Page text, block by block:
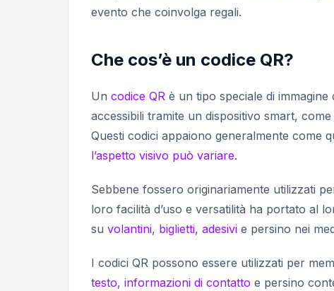
evento che coinvolga regali.
Che cos’è un codice QR?
Un codice QR è un tipo speciale di
accessibili tramite un dispositivo smart,
Questi codici appaiono generalmente come
l’aspetto visivo può variare.
Sebbene fossero originariamente utilizzati
loro facilità d’uso e versatilità ha portato al
su volantini, biglietti, adesivi e persino nei
I codici QR possono essere utilizzati per
testo, informazioni di contatto e persino